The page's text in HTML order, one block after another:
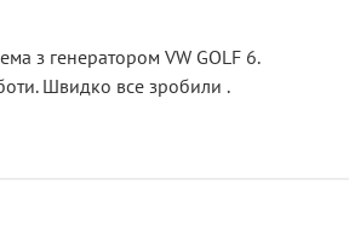
з генератором VW GOLF 6.
Швидко все зробили .